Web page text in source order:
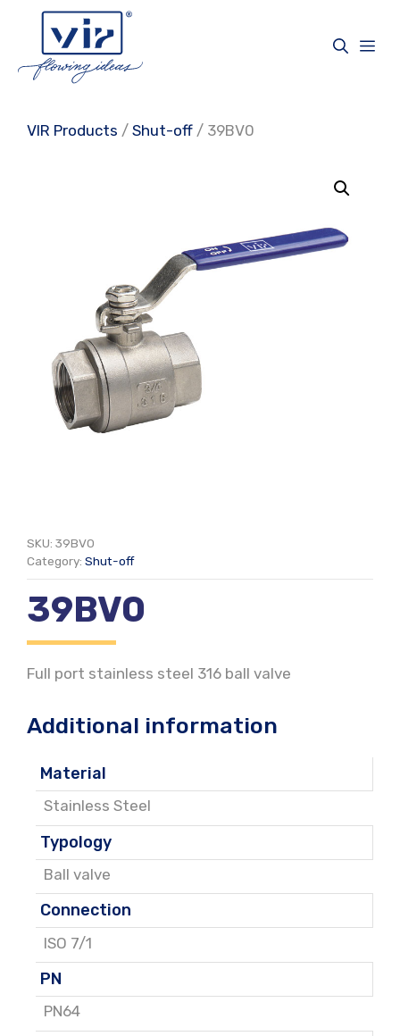
content
VIR Products / Shut-off / 39BV0
SKU: 39BV0
Category: Shut-off
39BV0
Full port stainless steel 316 ball valve
Additional information
Material
Stainless Steel
Typology
Ball valve
Connection
ISO 7/1
PN
PN64